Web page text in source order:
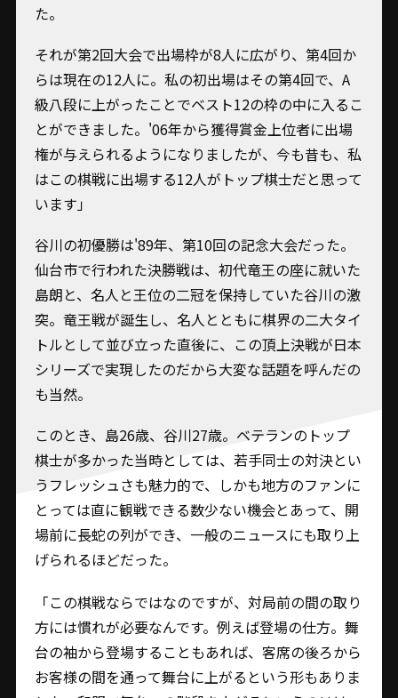
た。
それが第2回大会で出場枠が8人に広がり、第4回か
らは現在の12人に。私の初出場はその第4回で、A
級八段に上がったことでベスト12の枠の中に入るこ
とができました。'06年から獲得賞金上位者に出場
権が与えられるようになりましたが、今も昔も、私
はこの棋戦に出場する12人がトップ棋士だと思って
います」
谷川の初優勝は'89年、第10回の記念大会だった。
仙台市で行われた決勝戦は、初代竜王の座に就いた
島朗と、名人と王位の二冠を保持していた谷川の激
突。竜王戦が誕生し、名人とともに棋界の二大タイ
トルとして並び立った直後に、この頂上決戦が日本
シリーズで実現したのだから大変な話題を呼んだの
も当然。
このとき、島26歳、谷川27歳。ベテランのトップ
棋士が多かった当時としては、若手同士の対決とい
うフレッシュさも魅力的で、しかも地方のファンに
とっては直に観戦できる数少ない機会とあって、開
場前に長蛇の列ができ、一般のニュースにも取り上
げられるほどだった。
「この棋戦ならではなのですが、対局前の間の取り
方には慣れが必要なんです。例えば登場の仕方。舞
台の袖から登場することもあれば、客席の後ろから
お客様の間を通って舞台に上がるという形もありま